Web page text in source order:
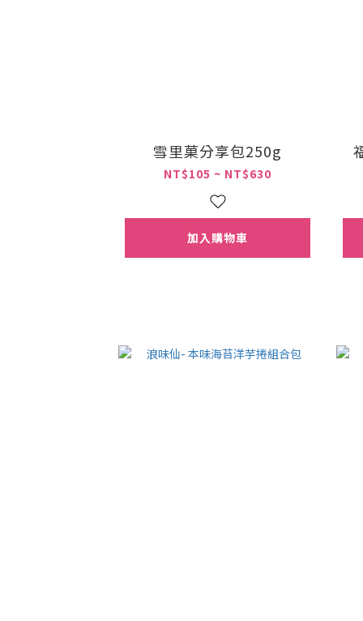
雪里菓分享包250g
NT$105 ~ NT$630
加入購物車